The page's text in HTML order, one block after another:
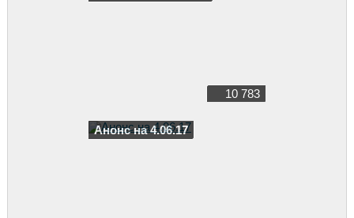
10 783
Анонс на 4.06.17